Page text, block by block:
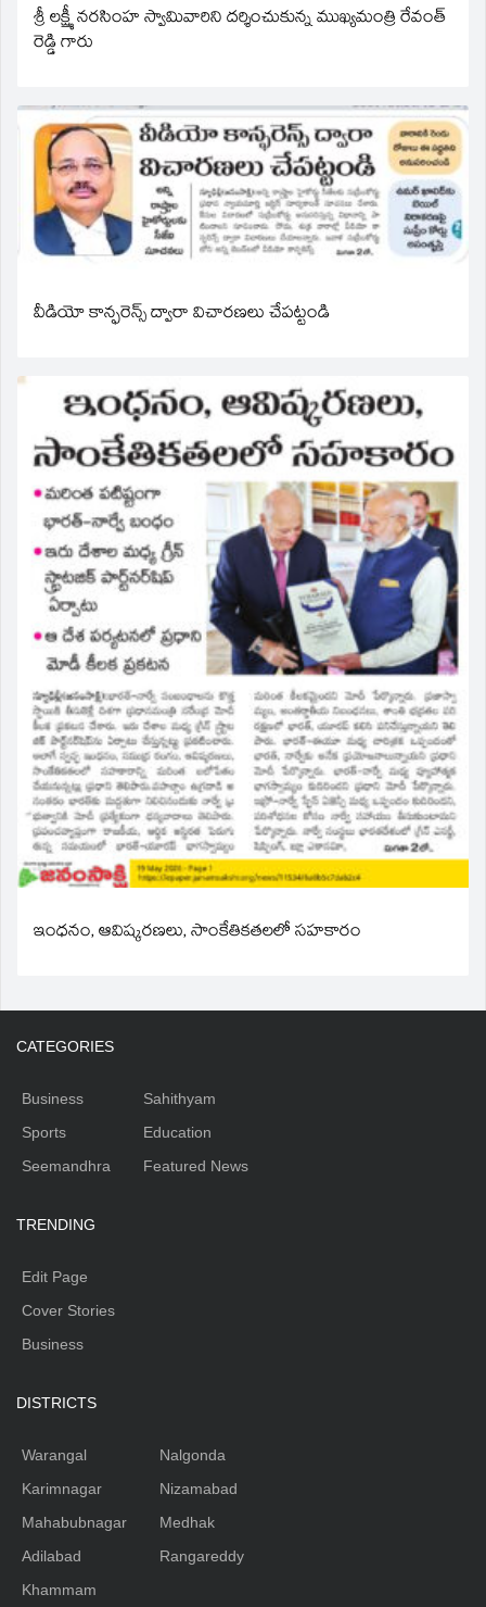
శ్రీ లక్ష్మీ నరసింహ స్వామివారిని దర్శించుకున్న ముఖ్యమంత్రి రేవంత్
రెడ్డి గారు
వీడియో కాన్ఫరెన్స్ ద్వారా విచారణలు చేపట్టండి
ఇంధనం, ఆవిష్కరణలు, సాంకేతికతలలో సహకారం
CATEGORIES
Business
Sports
Seemandhra
Sahithyam
Education
Featured News
TRENDING
Edit Page
Cover Stories
Business
DISTRICTS
Warangal
Karimnagar
Mahabubnagar
Adilabad
Khammam
Nalgonda
Nizamabad
Medhak
Rangareddy